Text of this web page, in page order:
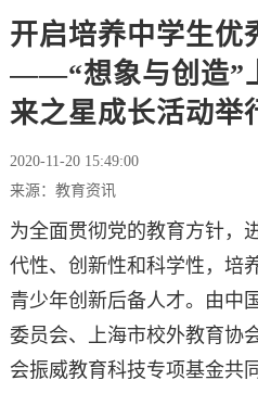
开启培养中学生优
——“想象与创造”
来之星成长活动举
2020-11-20 15:49:00
来源：教育资讯
为全面贯彻党的教育方针，
代性、创新性和科学性，培
青少年创新后备人才。由中
委员会、上海市校外教育协
会振威教育科技专项基金共